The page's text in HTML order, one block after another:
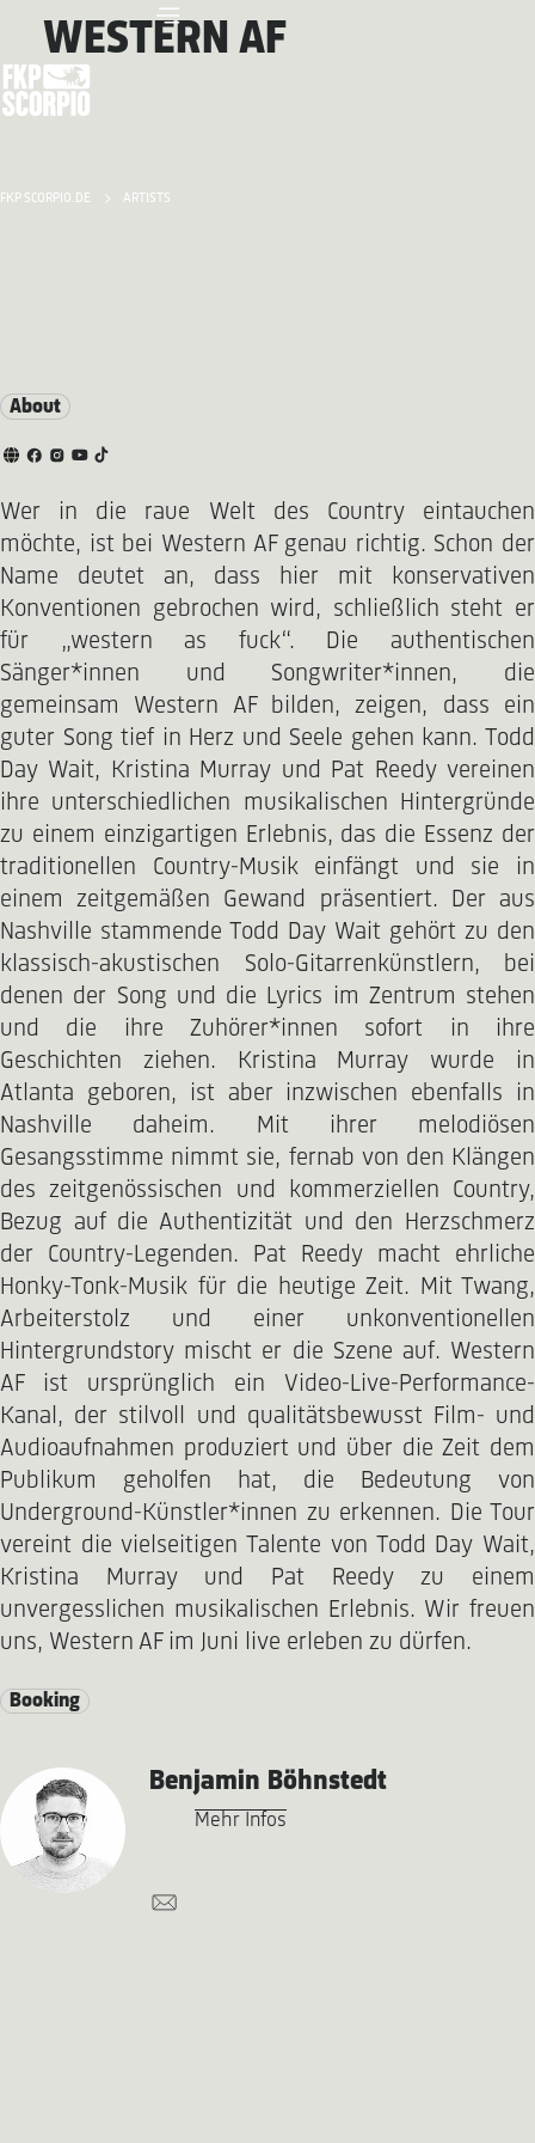
FKP SCORPIO.DE ARTISTS
WESTERN AF
About
Wer in die raue Welt des Country eintauchen
möchte, ist bei Western AF genau richtig. Schon der
Name deutet an, dass hier mit konservativen
Konventionen gebrochen wird, schließlich steht er
für „western as fuck“. Die authentischen
Sänger*innen und Songwriter*innen, die
gemeinsam Western AF bilden, zeigen, dass ein
guter Song tief in Herz und Seele gehen kann. Todd
Day Wait, Kristina Murray und Pat Reedy vereinen
ihre unterschiedlichen musikalischen Hintergründe
zu einem einzigartigen Erlebnis, das die Essenz der
traditionellen Country-Musik einfängt und sie in
einem zeitgemäßen Gewand präsentiert. Der aus
Nashville stammende Todd Day Wait gehört zu den
klassisch-akustischen Solo-Gitarrenkünstlern, bei
denen der Song und die Lyrics im Zentrum stehen
und die ihre Zuhörer*innen sofort in ihre
Geschichten ziehen. Kristina Murray wurde in
Atlanta geboren, ist aber inzwischen ebenfalls in
Nashville daheim. Mit ihrer melodiösen
Gesangsstimme nimmt sie, fernab von den Klängen
des zeitgenössischen und kommerziellen Country,
Bezug auf die Authentizität und den Herzschmerz
der Country-Legenden. Pat Reedy macht ehrliche
Honky-Tonk-Musik für die heutige Zeit. Mit Twang,
Arbeiterstolz und einer unkonventionellen
Hintergrundstory mischt er die Szene auf. Western
AF ist ursprünglich ein Video-Live-Performance-
Kanal, der stilvoll und qualitätsbewusst Film- und
Audioaufnahmen produziert und über die Zeit dem
Publikum geholfen hat, die Bedeutung von
Underground-Künstler*innen zu erkennen. Die Tour
vereint die vielseitigen Talente von Todd Day Wait,
Kristina Murray und Pat Reedy zu einem
unvergesslichen musikalischen Erlebnis. Wir freuen
uns, Western AF im Juni live erleben zu dürfen.
Booking
Benjamin Böhnstedt
Mehr Infos